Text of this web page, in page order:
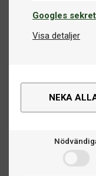
Googles
Visa detaljer
NEKA